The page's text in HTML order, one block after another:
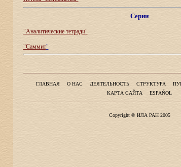
Серии
"Аналитические тетради"
"Саммит"
ГЛАВНАЯ О НАС ДЕЯТЕЛЬНОСТЬ СТРУКТУРА
КАРТА САЙТА
ESPAÑOL
Copyright © ИЛА РАН 2005